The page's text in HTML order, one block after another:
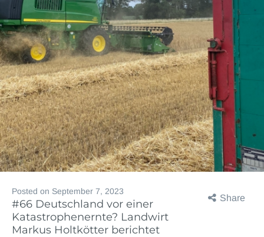
Share
Posted on September 7, 2023
#66 Deutschland vor einer
Katastrophenernte? Landwirt
Markus Holtkötter berichtet